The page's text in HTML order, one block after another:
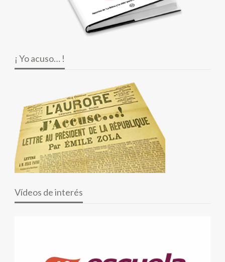
¡ Yo acuso… !
Vídeos de interés